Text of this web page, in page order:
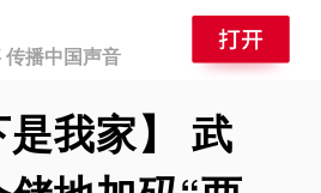
播中国声音
是我家】 武